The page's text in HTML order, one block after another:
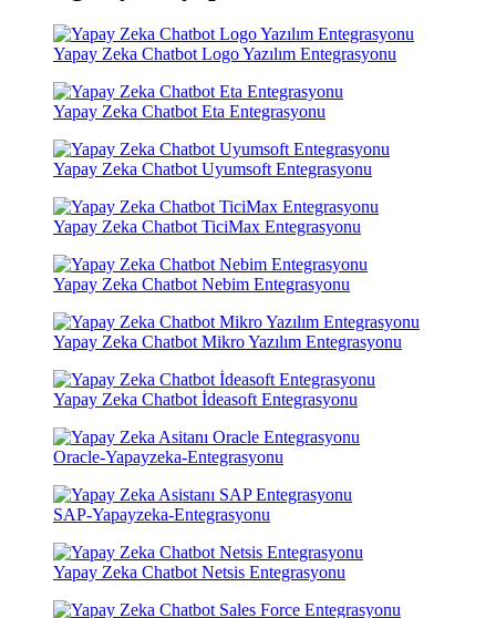
Yapay Zeka Chatbot Logo Yazılım Entegrasyonu
Yapay Zeka Chatbot Eta Entegrasyonu
Yapay Zeka Chatbot Uyumsoft Entegrasyonu
Yapay Zeka Chatbot TiciMax Entegrasyonu
Yapay Zeka Chatbot Nebim Entegrasyonu
Yapay Zeka Chatbot Mikro Yazılım Entegrasyonu
Yapay Zeka Chatbot İdeasoft Entegrasyonu
Oracle-Yapayzeka-Entegrasyonu
SAP-Yapayzeka-Entegrasyonu
Yapay Zeka Chatbot Netsis Entegrasyonu